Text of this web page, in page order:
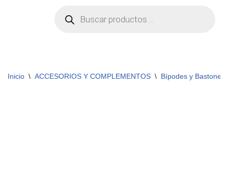
Inicio \ ACCESORIOS Y COMPLEMENTOS \ Bípodes y Bastones